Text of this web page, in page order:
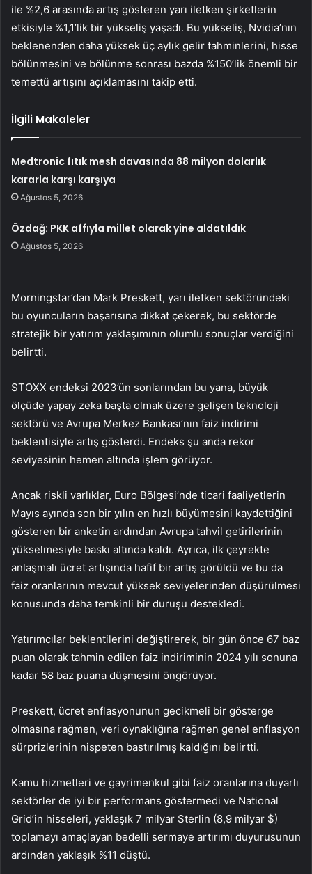
ile %2,6 arasında artış gösteren yarı iletken şirketlerin
etkisiyle %1,1’lik bir yükseliş yaşadı. Bu yükseliş, Nvidia’nın
beklenenden daha yüksek üç aylık gelir tahminlerini, hisse
bölünmesini ve bölünme sonrası bazda %150’lik önemli bir
temettü artışını açıklamasını takip etti.
İlgili Makaleler
Medtronic fıtık mesh davasında 88 milyon dolarlık
kararla karşı karşıya
Ağustos 5, 2026
Özdağ: PKK affıyla millet olarak yine aldatıldık
Ağustos 5, 2026
Morningstar’dan Mark Preskett, yarı iletken sektöründeki
bu oyuncuların başarısına dikkat çekerek, bu sektörde
stratejik bir yatırım yaklaşımının olumlu sonuçlar verdiğini
belirtti.
STOXX endeksi 2023’ün sonlarından bu yana, büyük
ölçüde yapay zeka başta olmak üzere gelişen teknoloji
sektörü ve Avrupa Merkez Bankası’nın faiz indirimi
beklentisiyle artış gösterdi. Endeks şu anda rekor
seviyesinin hemen altında işlem görüyor.
Ancak riskli varlıklar, Euro Bölgesi’nde ticari faaliyetlerin
Mayıs ayında son bir yılın en hızlı büyümesini kaydettiğini
gösteren bir anketin ardından Avrupa tahvil getirilerinin
yükselmesiyle baskı altında kaldı. Ayrıca, ilk çeyrekte
anlaşmalı ücret artışında hafif bir artış görüldü ve bu da
faiz oranlarının mevcut yüksek seviyelerinden düşürülmesi
konusunda daha temkinli bir duruşu destekledi.
Yatırımcılar beklentilerini değiştirerek, bir gün önce 67 baz
puan olarak tahmin edilen faiz indiriminin 2024 yılı sonuna
kadar 58 baz puana düşmesini öngörüyor.
Preskett, ücret enflasyonunun gecikmeli bir gösterge
olmasına rağmen, veri oynaklığına rağmen genel enflasyon
sürprizlerinin nispeten bastırılmış kaldığını belirtti.
Kamu hizmetleri ve gayrimenkul gibi faiz oranlarına duyarlı
sektörler de iyi bir performans göstermedi ve National
Grid’in hisseleri, yaklaşık 7 milyar Sterlin (8,9 milyar $)
toplamayı amaçlayan bedelli sermaye artırımı duyurusunun
ardından yaklaşık %11 düştü.